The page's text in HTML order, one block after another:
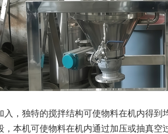
独特的搅拌结构可使物料在机内得到
本机可使物料在机内通过加压或抽真